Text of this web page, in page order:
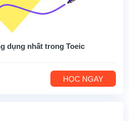
dụng nhất trong Toeic
HỌC NGAY